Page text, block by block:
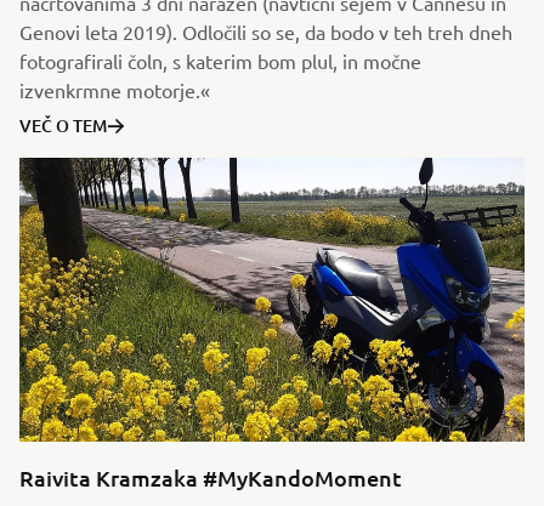
Genovi leta 2019). Odločili so se, da bodo v teh treh dneh
fotografirali čoln, s katerim bom plul, in močne
izvenkrmne motorje.«
VEČ O TEM
Raivita Kramzaka #MyKandoMoment